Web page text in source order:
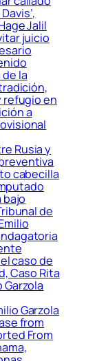
Jalil
juicio
la
refugio en
a
Rusia y
cabecilla
bajo
de
caso de
Caso Rita
Garzola
Garzola
from
From